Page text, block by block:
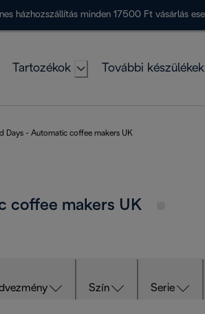
házhozszállítás minden 17500 Ft vásárlás
Tartozékok További készülékek
Days - Automatic coffee makers UK
coffee makers UK
Szín Serie